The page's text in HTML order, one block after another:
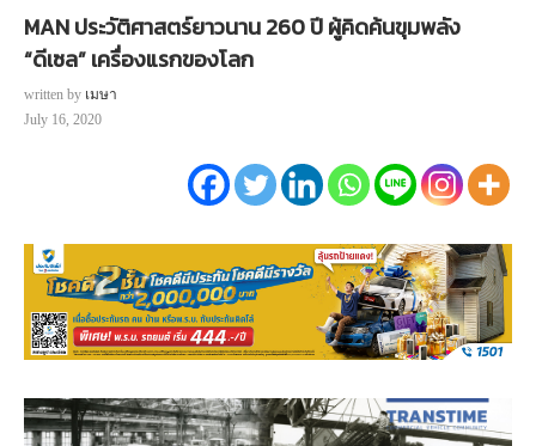
MAN ประวัติศาสตร์ยาวนาน 260 ปี ผู้คิดค้นขุมพลัง
“ดีเซล” เครื่องแรกของโลก
written by เมษา
July 16, 2020